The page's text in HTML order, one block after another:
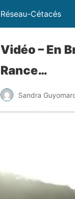
Réseau-Cétacés
Vidéo – En
Rance…
Sandra